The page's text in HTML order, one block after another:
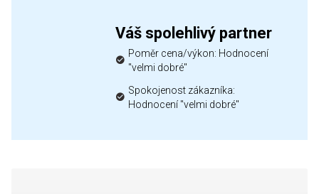
Váš spolehlivý partner
Poměr cena/výkon: Hodnocení
"velmi dobré"
Spokojenost zákazníka:
Hodnocení "velmi dobré"